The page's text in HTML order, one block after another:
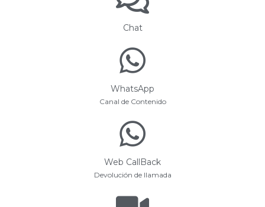
Chat
WhatsApp
Canal de Contenido
Web CallBack
Devolución de llamada